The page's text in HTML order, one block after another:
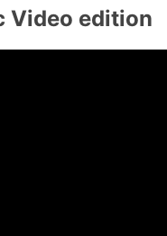
Video edition